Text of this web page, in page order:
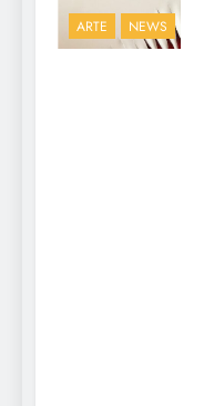
ARTE NEWS